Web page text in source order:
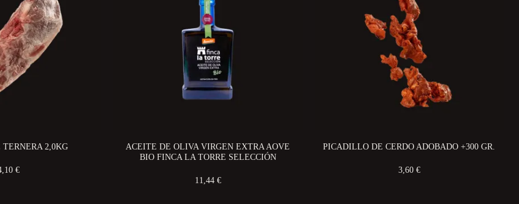
TERNERA 2,0KG
€
ACEITE DE OLIVA VIRGEN EXTRA AOVE
BIO FINCA LA TORRE SELECCIÓN
11,44 €
PICADILLO DE CERDO ADOBADO +300 GR.
3,60 €